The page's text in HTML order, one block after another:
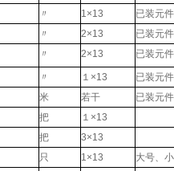
〃 1×13
已装元
〃 2×13
已装元
〃 2×13 已装元
〃 １×13
已装元
米 若干
已装元
把
１×13
把
3×13
只 1×13
大号、